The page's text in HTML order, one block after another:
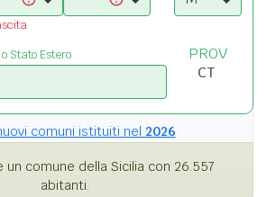
o Stato Estero PROV
comuni istituiti nel 2026
un comune della Sicilia con 26.557
abitanti.